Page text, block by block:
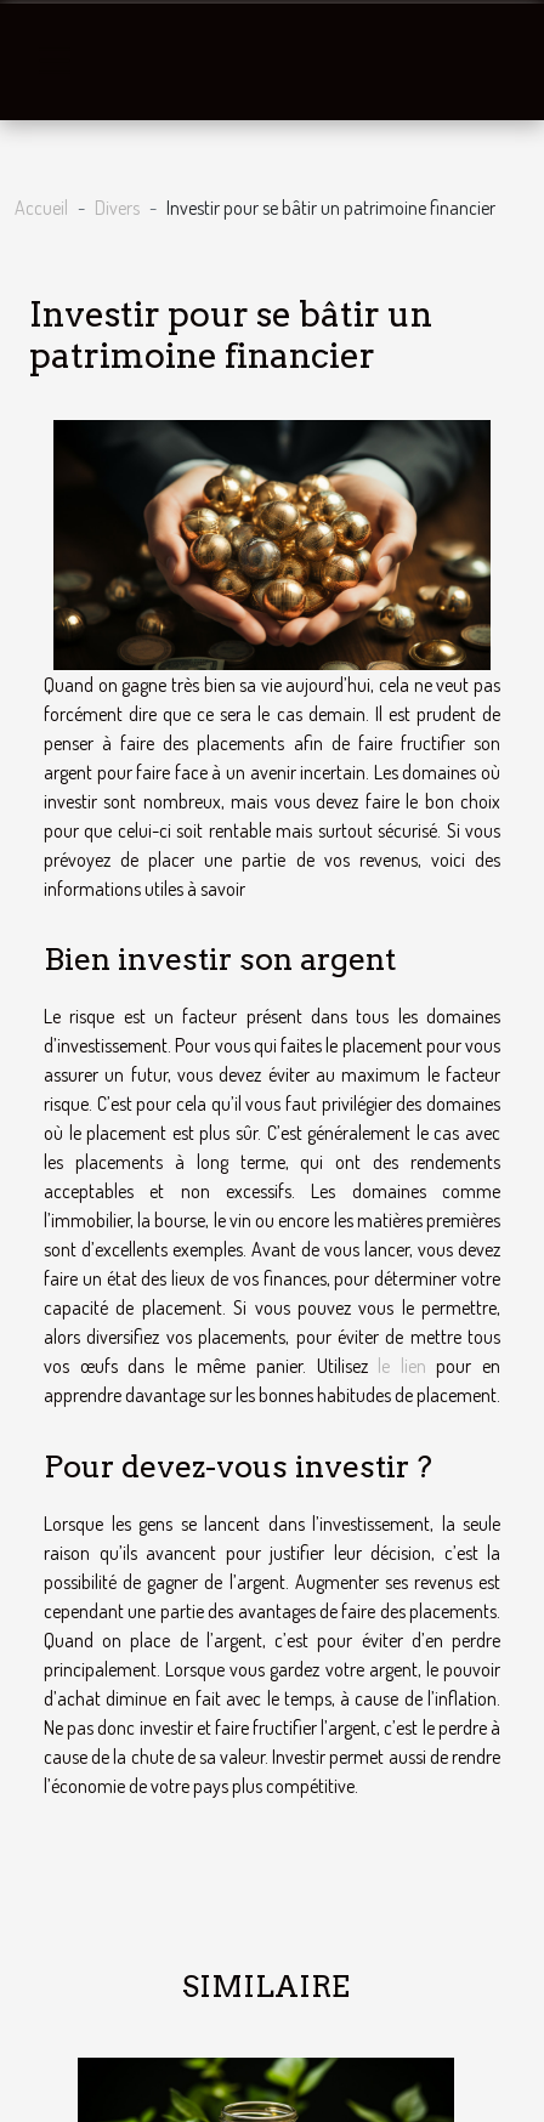
Accueil Divers Investir pour se bâtir un patrimoine financier
Investir pour se bâtir un
patrimoine financier
Quand on gagne très bien sa vie aujourd’hui, cela ne veut pas
forcément dire que ce sera le cas demain. Il est prudent de
penser à faire des placements afin de faire fructifier son
argent pour faire face à un avenir incertain. Les domaines où
investir sont nombreux, mais vous devez faire le bon choix
pour que celui-ci soit rentable mais surtout sécurisé. Si vous
prévoyez de placer une partie de vos revenus, voici des
informations utiles à savoir
Bien investir son argent
Le risque est un facteur présent dans tous les domaines
d’investissement. Pour vous qui faites le placement pour vous
assurer un futur, vous devez éviter au maximum le facteur
risque. C’est pour cela qu’il vous faut privilégier des domaines
où le placement est plus sûr. C’est généralement le cas avec
les placements à long terme, qui ont des rendements
acceptables et non excessifs. Les domaines comme
l’immobilier, la bourse, le vin ou encore les matières premières
sont d’excellents exemples. Avant de vous lancer, vous devez
faire un état des lieux de vos finances, pour déterminer votre
capacité de placement. Si vous pouvez vous le permettre,
alors diversifiez vos placements, pour éviter de mettre tous
vos œufs dans le même panier. Utilisez le lien pour en
apprendre davantage sur les bonnes habitudes de placement.
Pour devez-vous investir ?
Lorsque les gens se lancent dans l’investissement, la seule
raison qu’ils avancent pour justifier leur décision, c’est la
possibilité de gagner de l’argent. Augmenter ses revenus est
cependant une partie des avantages de faire des placements.
Quand on place de l’argent, c’est pour éviter d’en perdre
principalement. Lorsque vous gardez votre argent, le pouvoir
d’achat diminue en fait avec le temps, à cause de l’inflation.
Ne pas donc investir et faire fructifier l’argent, c’est le perdre à
cause de la chute de sa valeur. Investir permet aussi de rendre
l’économie de votre pays plus compétitive.
SIMILAIRE